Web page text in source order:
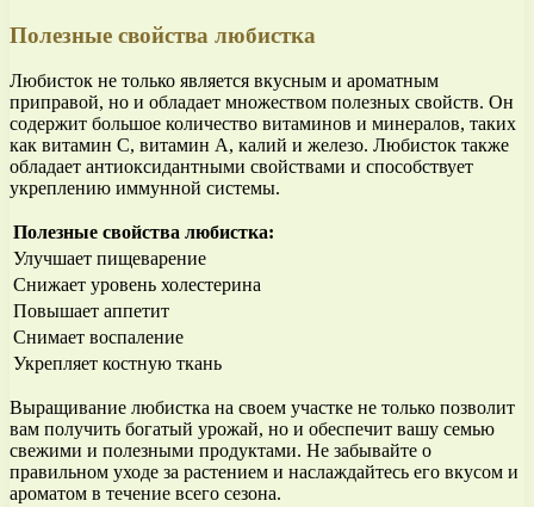
Полезные свойства любистка
Любисток не только является вкусным и ароматным
приправой, но и обладает множеством полезных свойств. Он
содержит большое количество витаминов и минералов, таких
как витамин С, витамин А, калий и железо. Любисток также
обладает антиоксидантными свойствами и способствует
укреплению иммунной системы.
Полезные свойства любистка:
Улучшает пищеварение
Снижает уровень холестерина
Повышает аппетит
Снимает воспаление
Укрепляет костную ткань
Выращивание любистка на своем участке не только позволит
вам получить богатый урожай, но и обеспечит вашу семью
свежими и полезными продуктами. Не забывайте о
правильном уходе за растением и наслаждайтесь его вкусом и
ароматом в течение всего сезона.